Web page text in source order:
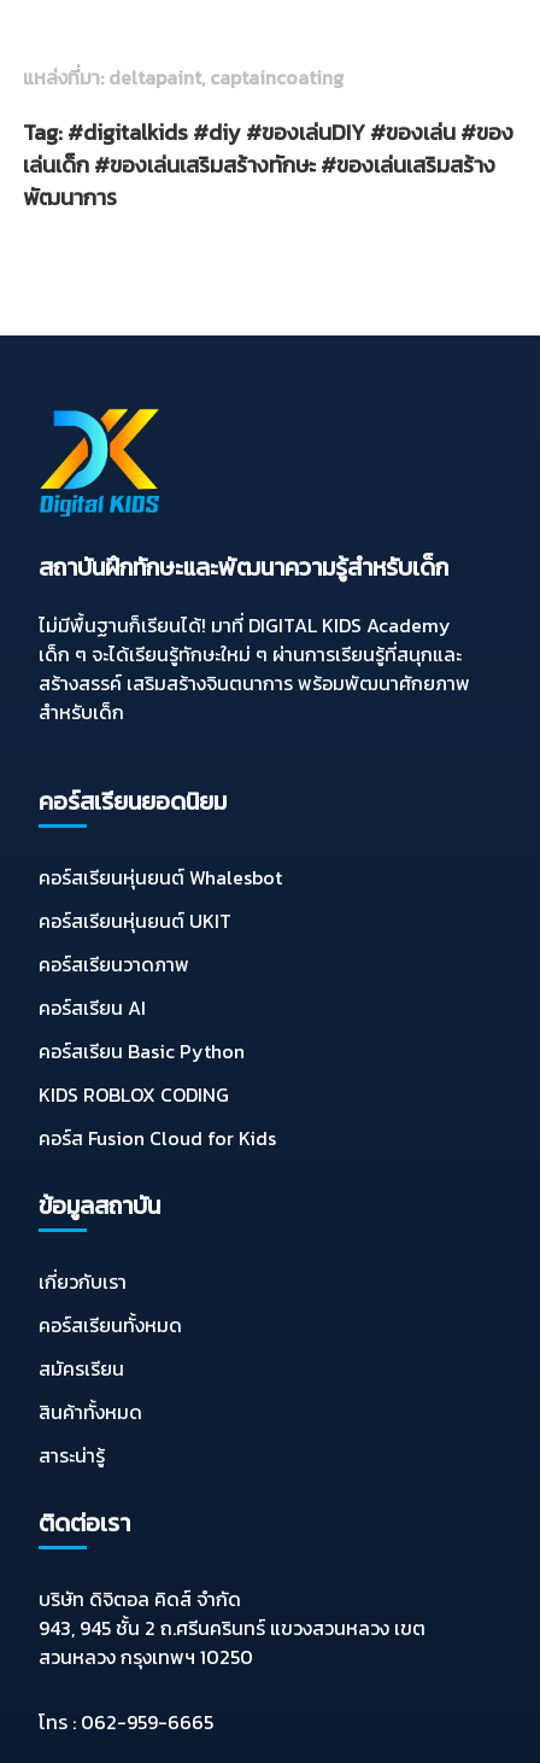
แหล่งที่มา: deltapaint, captaincoating
Tag: #digitalkids #diy #ของเล่นDIY #ของเล่น #ของ
เล่นเด็ก #ของเล่นเสริมสร้างทักษะ #ของเล่นเสริมสร้าง
พัฒนาการ
สถาบันฝึกทักษะและพัฒนาความรู้สำหรับเด็ก
ไม่มีพื้นฐานก็เรียนได้! มาที่ DIGITAL KIDS Academy
เด็ก ๆ จะได้เรียนรู้ทักษะใหม่ ๆ ผ่านการเรียนรู้ที่สนุกและ
สร้างสรรค์ เสริมสร้างจินตนาการ พร้อมพัฒนาศักยภาพ
สำหรับเด็ก
คอร์สเรียนยอดนิยม
คอร์สเรียนหุ่นยนต์ Whalesbot
คอร์สเรียนหุ่นยนต์ UKIT
คอร์สเรียนวาดภาพ
คอร์สเรียน AI
คอร์สเรียน Basic Python
KIDS ROBLOX CODING
คอร์ส Fusion Cloud for Kids
ข้อมูลสถาบัน
เกี่ยวกับเรา
คอร์สเรียนทั้งหมด
สมัครเรียน
สินค้าทั้งหมด
สาระน่ารู้
ติดต่อเรา
บริษัท ดิจิตอล คิดส์ จำกัด
943, 945 ชั้น 2 ถ.ศรีนครินทร์ แขวงสวนหลวง เขต
สวนหลวง กรุงเทพฯ 10250
โทร : 062-959-6665